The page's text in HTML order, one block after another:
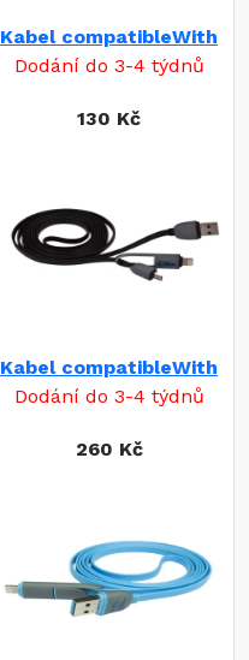
Kabel compatibleWith
Dodání do 3-4 týdnů
130 Kč
Kabel compatibleWith
Dodání do 3-4 týdnů
260 Kč